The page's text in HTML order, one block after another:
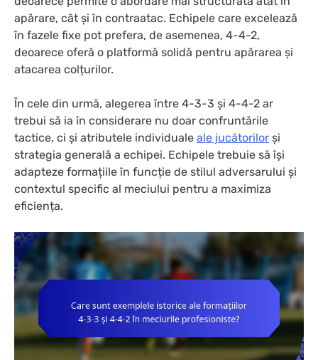
apărare, cât și în contraatac. Echipele care excelează
în fazele fixe pot prefera, de asemenea, 4-4-2,
deoarece oferă o platformă solidă pentru apărarea și
atacarea colțurilor.
În cele din urmă, alegerea între 4-3-3 și 4-4-2 ar
trebui să ia în considerare nu doar confruntările
tactice, ci și atributele individuale ale jucătorilor și
strategia generală a echipei. Echipele trebuie să își
adapteze formațiile în funcție de stilul adversarului și
contextul specific al meciului pentru a maximiza
eficiența.